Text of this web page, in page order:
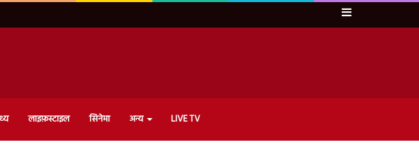
Sidebar
लाइफ़स्टाइल सिनेमा अन्य LIVE TV